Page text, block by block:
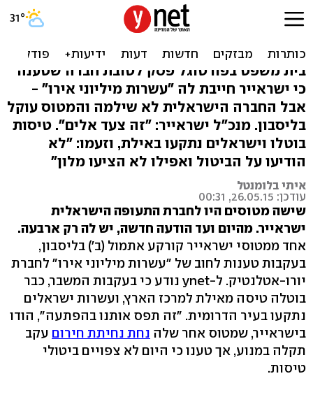
מטוס ישראייר קורקע עקב
חוב, נוסעים נתקעו באילת
בית משפט בפורטוגל פסק לטובת חברה שטענה
כי ישראייר חייבת לה "עשרות מיליוני אירו" -
אבל החברה הישראלית לא שילמה והמטוס עוקל
בליסבון. מנכ"ל ישראייר: "זה צעד אלים". טיסות
בוטלו וישראלים נתקעו באילת, וזעמו: "לא
הודיעו על הביטול ואפילו לא הציעו מלון"
איתי בלומנטל
עודכן: 26.05.15, 00:31
שישה מטוסים היו לחברת התעופה הישראלית
ישראייר. מהיום ועד הודעה חדשה, יש לה רק ארבעה.
אחד ממטוסי ישראייר קורקע אתמול (ב') בליסבון,
בעקבות טענות לחוב של "עשרות מיליוני אירו" לחברת
יורו-אטלנטיק. ל-ynet נודע כי בעקבות המשבר, כבר
בוטלה טיסה מאילת למרכז הארץ, ועשרות ישראלים
נתקעו בעיר הדרומית. "זה תפס אותנו בהפתעה", הודו
בישראייר, שמטוס אחר שלה נחת נחיתת חירום עקב
תקלה במנוע, אך טענו כי היום לא צפויים ביטולי
טיסות.